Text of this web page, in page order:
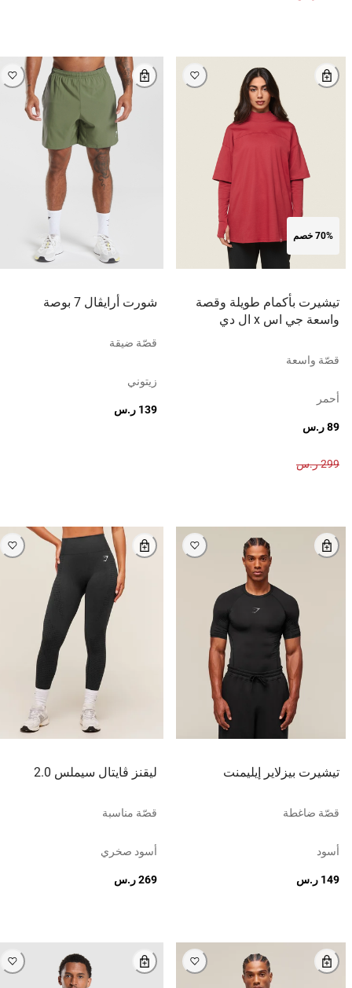
70% خصم
تيشيرت بأكمام طويلة وقصة
واسعة جي اس x ال دي
قصّة واسعة
أحمر
89 ر.س
299 ر.س
شورت أرايڤال 7 بوصة
قصّة ضيقة
زيتوني
139 ر.س
تيشيرت بيزلاير إيليمنت
قصّة ضاغطة
أسود
149 ر.س
ليقنز ڤايتال سيملس 2.0
قصّة مناسبة
أسود صخري
269 ر.س